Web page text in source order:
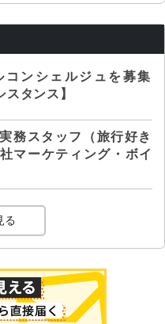
ンシェルジュを募集
スタンス】
務スタッフ（旅行好き
マーケティング・ボイ
る